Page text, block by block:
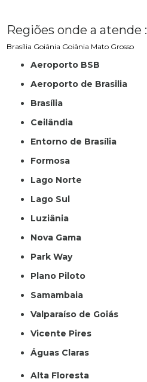
Regiões onde a atende :
Brasília Goiânia Goiânia Mato Grosso
Aeroporto BSB
Aeroporto de Brasilia
Brasília
Ceilândia
Entorno de Brasília
Formosa
Lago Norte
Lago Sul
Luziânia
Nova Gama
Park Way
Plano Piloto
Samambaia
Valparaíso de Goiás
Vicente Pires
Águas Claras
Alta Floresta